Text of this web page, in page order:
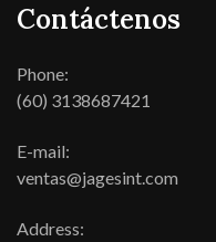
Contáctenos
Phone:
(60) 3138687421
E-mail:
ventas@jagesint.com
Address: